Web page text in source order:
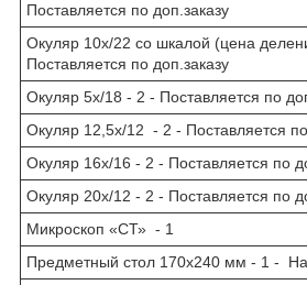
Поставляется по доп.заказу
Окуляр 10х/22 со шкалой (цена
Поставляется по доп.заказу
Окуляр 5х/18 - 2 - Поставляется по
Окуляр 12,5х/12 - 2 - Поставляется
Окуляр 16х/16 - 2 - Поставляется по
Окуляр 20х/12 - 2 - Поставляется по
Микроскоп «СТ» - 1
Предметный стол 170х240 мм - 1 -